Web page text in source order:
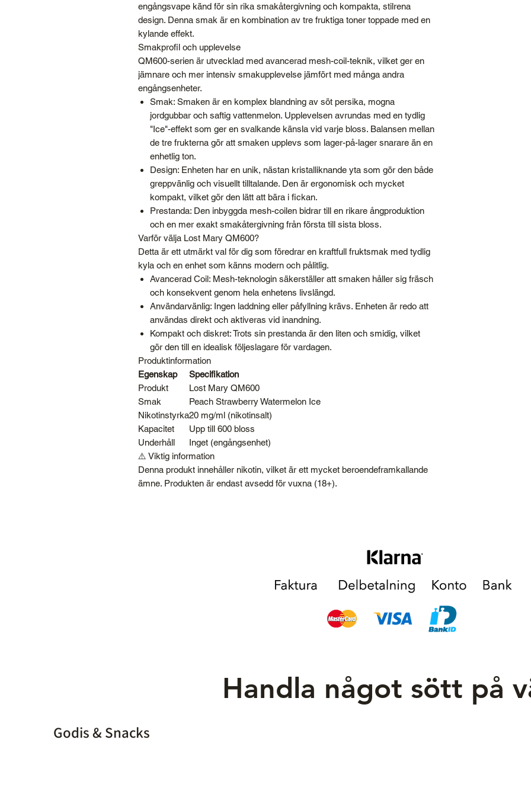
engångsvape känd för sin rika smakåtergivning och kompakta, stilrena
design. Denna smak är en kombination av tre fruktiga toner toppade med en
kylande effekt.
Smakprofil och upplevelse
QM600-serien är utvecklad med avancerad mesh-coil-teknik, vilket ger en
jämnare och mer intensiv smakupplevelse jämfört med många andra
engångsenheter.
Smak: Smaken är en komplex blandning av söt persika, mogna
jordgubbar och saftig vattenmelon. Upplevelsen avrundas med en tydlig
"Ice"-effekt som ger en svalkande känsla vid varje bloss. Balansen mellan
de tre frukterna gör att smaken upplevs som lager-på-lager snarare än en
enhetlig ton.
Design: Enheten har en unik, nästan kristalliknande yta som gör den både
greppvänlig och visuellt tilltalande. Den är ergonomisk och mycket
kompakt, vilket gör den lätt att bära i fickan.
Prestanda: Den inbyggda mesh-coilen bidrar till en rikare ångproduktion
och en mer exakt smakåtergivning från första till sista bloss.
Varför välja Lost Mary QM600?
Detta är ett utmärkt val för dig som föredrar en kraftfull fruktsmak med tydlig
kyla och en enhet som känns modern och pålitlig.
Avancerad Coil: Mesh-teknologin säkerställer att smaken håller sig fräsch
och konsekvent genom hela enhetens livslängd.
Användarvänlig: Ingen laddning eller påfyllning krävs. Enheten är redo att
användas direkt och aktiveras vid inandning.
Kompakt och diskret: Trots sin prestanda är den liten och smidig, vilket
gör den till en idealisk följeslagare för vardagen.
Produktinformation
Egenskap
Specifikation
Produkt
Lost Mary QM600
Smak
Peach Strawberry Watermelon Ice
Nikotinstyrka20 mg/ml (nikotinsalt)
Kapacitet
Upp till 600 bloss
Underhåll
Inget (engångsenhet)
⚠️ Viktig information
Denna produkt innehåller nikotin, vilket är ett mycket beroendeframkallande
ämne. Produkten är endast avsedd för vuxna (18+).
Handla något sött på
Godis & Snacks